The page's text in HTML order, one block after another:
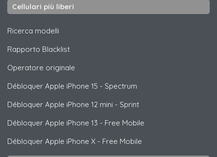
Cellulari più liberi
Ricerca modelli
Rapporto Blacklist
Operatore originale
Débloquer Apple iPhone 15 - Spectrum
Débloquer Apple iPhone 12 mini - Sprint
Débloquer Apple iPhone 13 - Free Mobile
Débloquer Apple iPhone X - Free Mobile